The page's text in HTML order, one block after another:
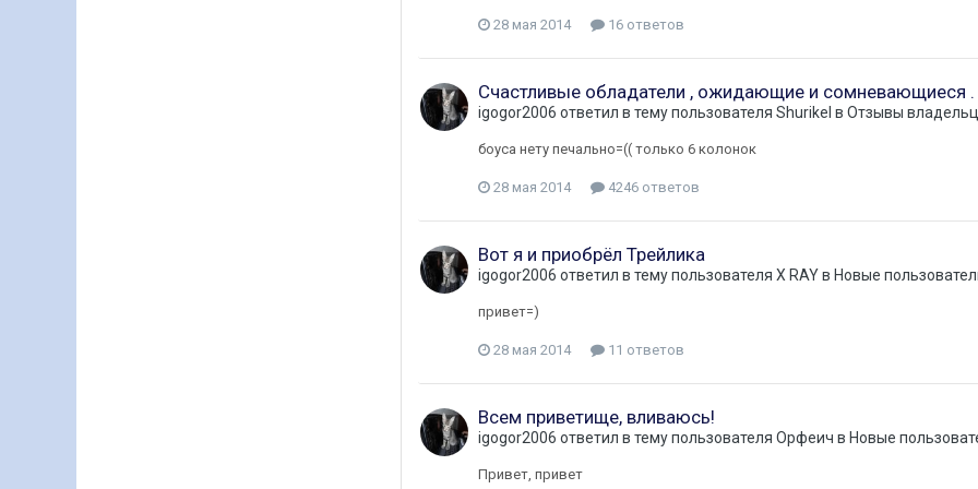
28 мая 2014 16 ответов
Счастливые обладатели , ожидающие и сомневающиеся .
igogor2006 ответил в тему пользователя Shurikel в Отзывы
боуса нету печально=(( только 6 колонок
28 мая 2014 4246 ответов
Вот я и приобрёл Трейлика
igogor2006 ответил в тему пользователя X RAYв Новые
привет=)
28 мая 2014 11 ответов
Всем приветище, вливаюсь!
igogor2006 ответил в тему пользователя Орфеич в Новые
Привет, привет